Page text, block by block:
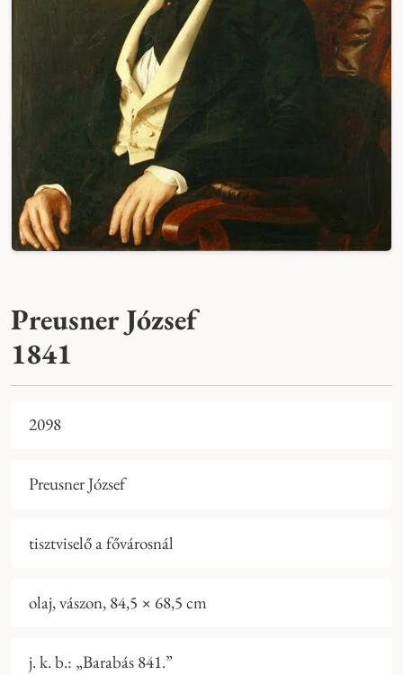
Preusner József
1841
2098
Preusner József
tisztviselő a fővárosnál
olaj, vászon, 84,5 × 68,5 cm
j. k. b.: „Barabás 841.”